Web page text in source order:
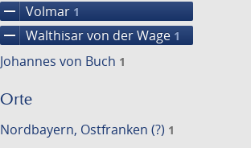
remove Volmar 1
remove Walthisar von der Wage 1
Johannes von Buch 1
Orte
Nordbayern, Ostfranken (?) 1